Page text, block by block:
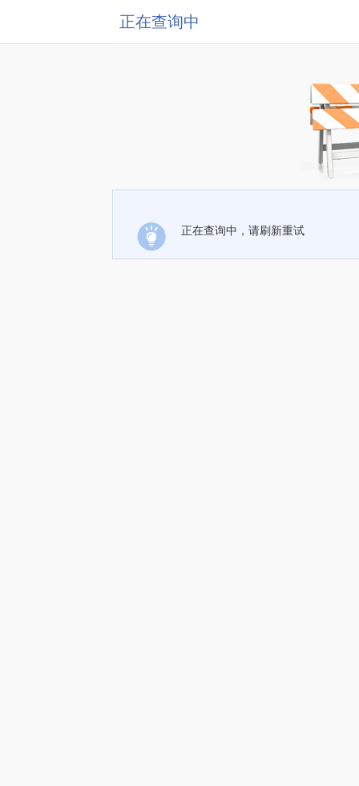
正在查询中
正在查询中，请刷新重试